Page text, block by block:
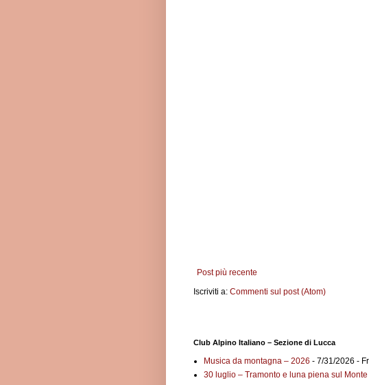
Post più recente
Iscriviti a: Commenti sul post (Atom)
Club Alpino Italiano – Sezione di Lucca
Musica da montagna – 2026 - 7/31/2026 -
30 luglio – Tramonto e luna piena sul